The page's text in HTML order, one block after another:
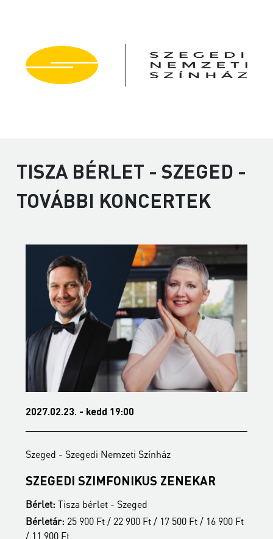
TISZA BÉRLET - SZEGED -
TOVÁBBI KONCERTEK
2027.02.23. - kedd 19:00
Szeged - Szegedi Nemzeti Színház
SZEGEDI SZIMFONIKUS ZENEKAR
Bérlet: Tisza bérlet - Szeged
Bérletár: 25 900 Ft / 22 900 Ft / 17 500 Ft / 16 900 Ft
/ 11 900 Ft